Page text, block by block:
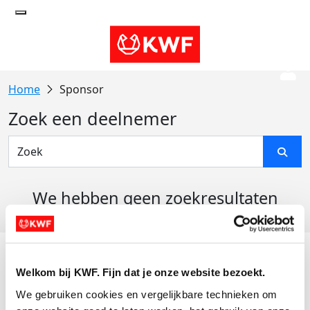
Welkom bij KWF. Fijn dat je onze website bezoekt.
We gebruiken cookies en vergelijkbare technieken om
Sponsor
Zoek een deelnemer
We hebben geen zoekresultaten
Actiematerialen
Evenementen